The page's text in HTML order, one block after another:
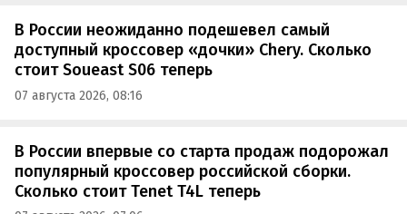
В России неожиданно подешевел самый
доступный кроссовер «дочки» Chery. Сколько
стоит Soueast S06 теперь
07 августа 2026, 08:16
В России впервые со старта продаж подорожал
популярный кроссовер российской сборки.
Сколько стоит Tenet T4L теперь